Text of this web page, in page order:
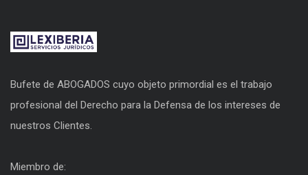
Bufete de ABOGADOS cuyo objeto primordial es el trabajo
profesional del Derecho para la Defensa de los intereses de
nuestros Clientes.
Miembro de: